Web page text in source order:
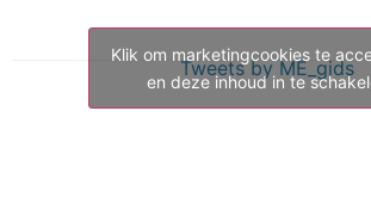
Tweets by ME_gids
Klik om marketingcookies te
en deze inhoud in te